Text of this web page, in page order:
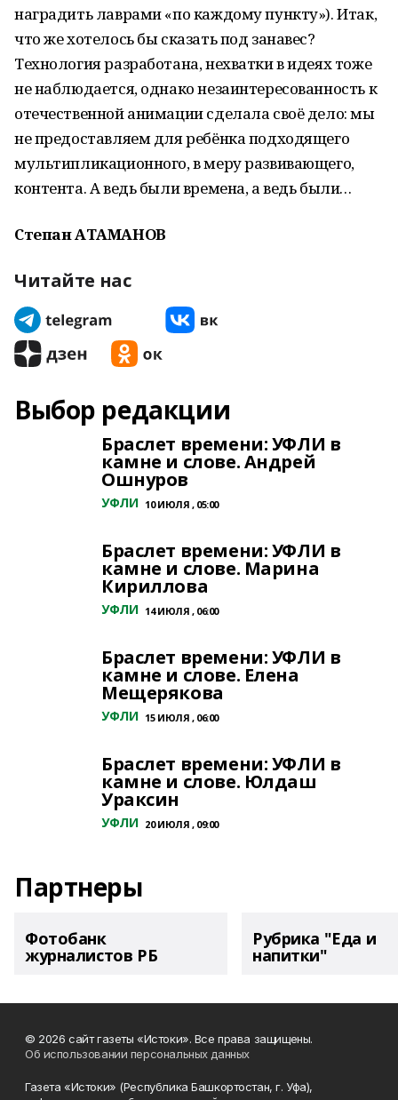
наградить лаврами «по каждому пункту»). Итак,
что же хотелось бы сказать под занавес?
Технология разработана, нехватки в идеях тоже
не наблюдается, однако незаинтересованность к
отечественной анимации сделала своё дело: мы
не предоставляем для ребёнка подходящего
мультипликационного, в меру развивающего,
контента. А ведь были времена, а ведь были…
Степан АТАМАНОВ
Читайте нас
Выбор редакции
Браслет времени: УФЛИ в
камне и слове. Андрей
Ошнуров
УФЛИ 10 ИЮЛЯ , 05:00
Браслет времени: УФЛИ в
камне и слове. Марина
Кириллова
УФЛИ 14 ИЮЛЯ , 06:00
Браслет времени: УФЛИ в
камне и слове. Елена
Мещерякова
УФЛИ 15 ИЮЛЯ , 06:00
Браслет времени: УФЛИ в
камне и слове. Юлдаш
Ураксин
УФЛИ 20 ИЮЛЯ , 09:00
Партнеры
Фотобанк
журналистов РБ
Рубрика "Еда и
напитки"
© 2026 сайт газеты «Истоки». Все права защищены.
Об использовании персональных данных
Газета «Истоки» (Республика Башкортостан, г. Уфа),